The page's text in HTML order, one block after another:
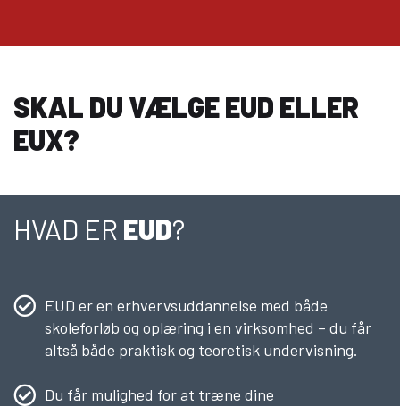
SKAL DU VÆLGE EUD ELLER
EUX?
HVAD ER EUD?
EUD er en erhvervsuddannelse med både
skoleforløb og oplæring i en virksomhed – du får
altså både praktisk og teoretisk undervisning.
Du får mulighed for at træne dine